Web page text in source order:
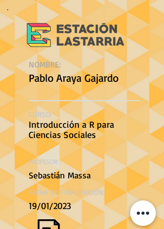
NOMBRE:
Pablo Araya Gajardo
CURSO:
Introducción a R para
Ciencias Sociales
PROFESOR:
Sebastián Massa
FECHA DE FINALIZACIÓN:
19/01/2023